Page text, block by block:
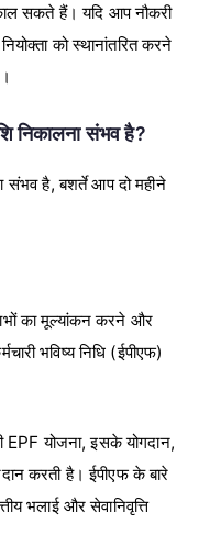
सकते हैं। यदि आप नौकरी
को स्थानांतरित करने
निकालना संभव है?
संभव है, बशर्ते आप दो महीने
का मूल्यांकन करने और
भविष्य निधि (ईपीएफ)
योजना, इसके योगदान,
करती है। ईपीएफ के बारे
भलाई और सेवानिवृत्ति